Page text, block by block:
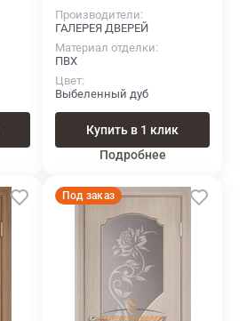
Производители
ГАЛЕРЕЯ ДВЕРЕЙ
Материал отделки
ПВХ
Цвет
Выбеленный дуб
Купить в 1 клик
Подробнее
Под заказ